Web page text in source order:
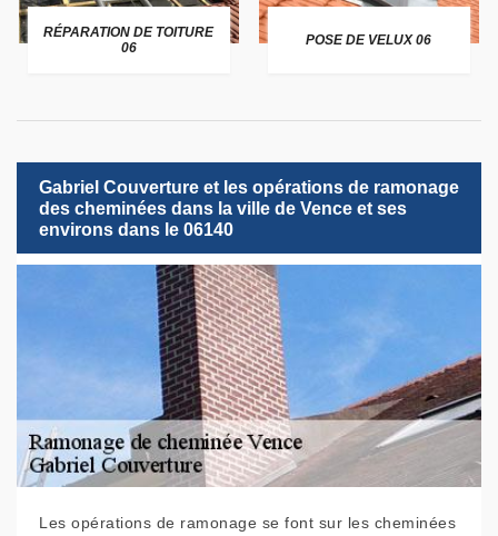
RÉPARATION DE TOITURE
06
POSE DE VELUX 06
Gabriel Couverture et les opérations de ramonage
des cheminées dans la ville de Vence et ses
environs dans le 06140
Les opérations de ramonage se font sur les cheminées